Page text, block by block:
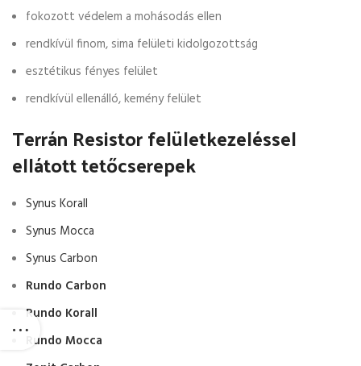
fokozott védelem a mohásodás ellen
rendkívül finom, sima felületi kidolgozottság
esztétikus fényes felület
rendkívül ellenálló, kemény felület
Terrán Resistor felületkezeléssel
ellátott tetőcserepek
Synus Korall
Synus Mocca
Synus Carbon
Rundo Carbon
Rundo Korall
Rundo Mocca